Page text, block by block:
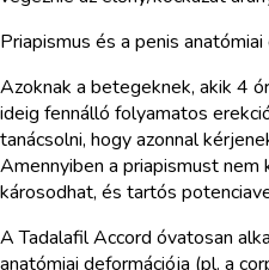
Priapismus és a penis
Azoknak a betegeknek, akik 4
ideig fennálló folyamatos
tanácsolni, hogy azonnal
Amennyiben a priapismust nem
károsodhat, és tartós
A Tadalafil Accord óvatosan
anatómiai deformációja (pl. a